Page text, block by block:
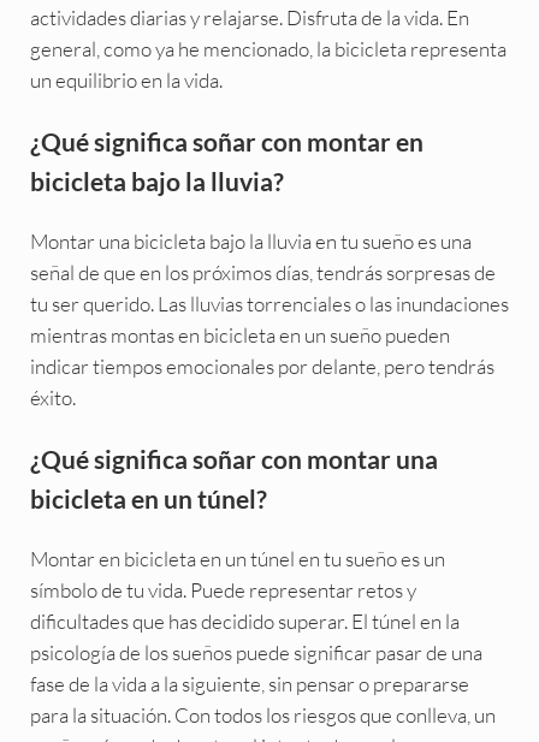
actividades diarias y relajarse. Disfruta de la vida. En
general, como ya he mencionado, la bicicleta representa
un equilibrio en la vida.
¿Qué significa soñar con montar en
bicicleta bajo la lluvia?
Montar una bicicleta bajo la lluvia en tu sueño es una
señal de que en los próximos días, tendrás sorpresas de
tu ser querido. Las lluvias torrenciales o las inundaciones
mientras montas en bicicleta en un sueño pueden
indicar tiempos emocionales por delante, pero tendrás
éxito.
¿Qué significa soñar con montar una
bicicleta en un túnel?
Montar en bicicleta en un túnel en tu sueño es un
símbolo de tu vida. Puede representar retos y
dificultades que has decidido superar. El túnel en la
psicología de los sueños puede significar pasar de una
fase de la vida a la siguiente, sin pensar o prepararse
para la situación. Con todos los riesgos que conlleva, un